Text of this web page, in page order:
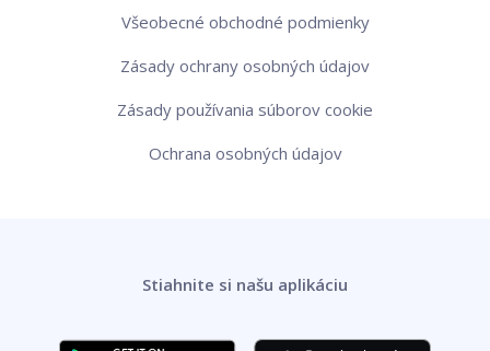
Všeobecné obchodné podmienky
Zásady ochrany osobných údajov
Zásady používania súborov cookie
Ochrana osobných údajov
Stiahnite si našu aplikáciu